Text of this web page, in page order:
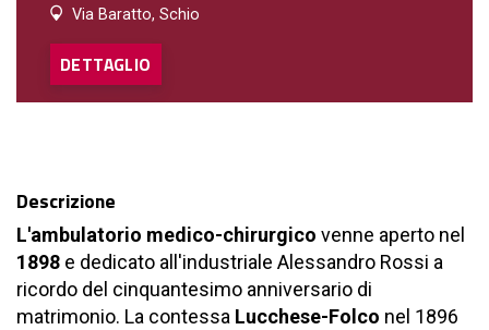
Via Baratto, Schio
DETTAGLIO
Descrizione
L'ambulatorio medico-chirurgico venne aperto nel
1898 e dedicato all'industriale Alessandro Rossi a
ricordo del cinquantesimo anniversario di
matrimonio. La contessa Lucchese-Folco nel 1896